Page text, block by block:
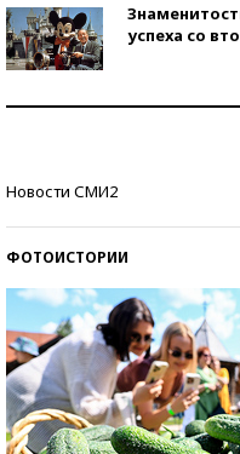
успеха со
Новости СМИ2
ФОТОИСТОРИИ